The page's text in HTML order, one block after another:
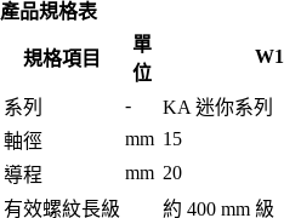
產品規格表
規格項目
單
位
系列 -
KA 迷你系列
軸徑
mm 15
導程
mm 20
有效螺紋長級
約 400 mm